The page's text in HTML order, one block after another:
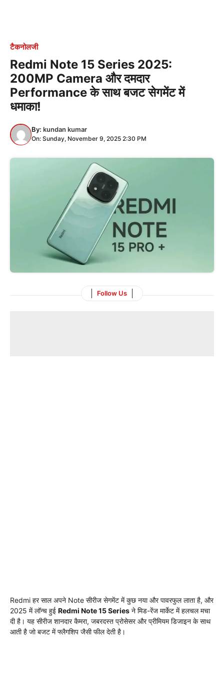
टैकनोलजी
Redmi Note 15 Series 2025:
200MP Camera और दमदार
Performance के साथ बजट सेगमेंट में
धमाका!
By: kundan kumar
On: Sunday, November 9, 2025 2:30 PM
Follow Us
Redmi हर साल अपने Note सीरीज सेगमेंट में कुछ नया और पावरफुल लाता है, और
2025 में लॉन्च हुई Redmi Note 15 Series ने मिड-रेंज मार्केट में हलचल मचा
दी है। यह सीरीज शानदार कैमरा, जबरदस्त प्रोसेसर और प्रीमियम डिजाइन के साथ
आती है जो बजट में फ्लैगशिप जैसी फील देती है।